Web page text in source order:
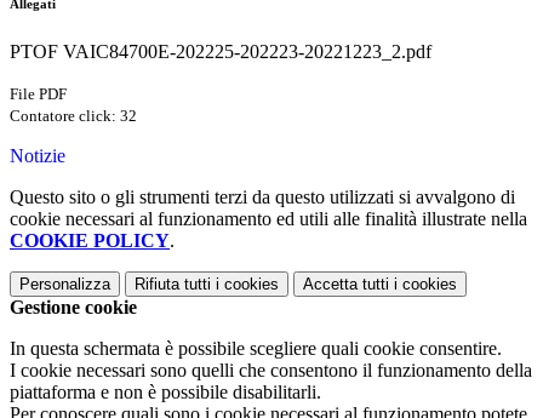
Allegati
PTOF VAIC84700E-202225-202223-20221223_2.pdf
File PDF
Contatore click: 32
Notizie
Questo sito o gli strumenti terzi da questo utilizzati si avvalgono di
cookie necessari al funzionamento ed utili alle finalità illustrate nella
COOKIE POLICY.
Personalizza Rifiuta tutti i cookies Accetta tutti i cookies
Gestione cookie
In questa schermata è possibile scegliere quali cookie consentire.
I cookie necessari sono quelli che consentono il funzionamento della
piattaforma e non è possibile disabilitarli.
Per conoscere quali sono i cookie necessari al funzionamento potete